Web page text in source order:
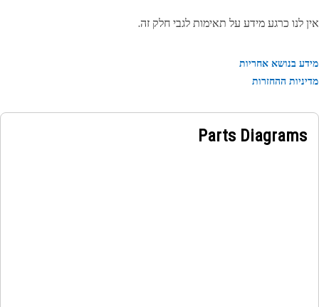
לנו כרגע מידע על תאימות לגבי חלק זה.
בנושא אחריות
ההחזרות
Parts Diagrams